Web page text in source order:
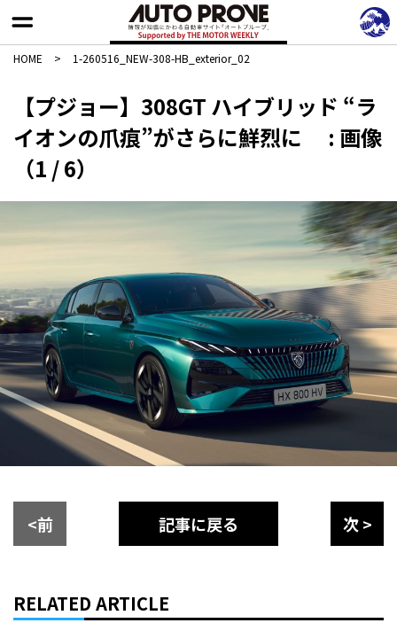
HOME > 1-260516_NEW-308-HB_exterior_02
【プジョー】308GT ハイブリッド “ラ
イオンの爪痕”がさらに鮮烈に : 画像
（1 / 6）
<前 記事に戻る 次 >
RELATED ARTICLE